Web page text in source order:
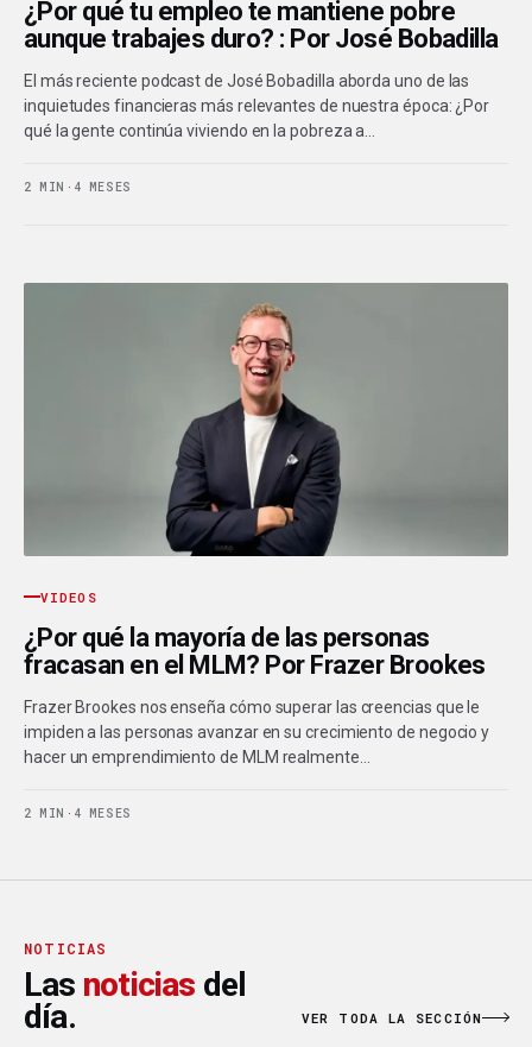
¿Por qué tu empleo te mantiene pobre
aunque trabajes duro? : Por José Bobadilla
El más reciente podcast de José Bobadilla aborda uno de las
inquietudes financieras más relevantes de nuestra época: ¿Por
qué la gente continúa viviendo en la pobreza a…
2 MIN · 4 MESES
VIDEOS
¿Por qué la mayoría de las personas
fracasan en el MLM? Por Frazer Brookes
Frazer Brookes nos enseña cómo superar las creencias que le
impiden a las personas avanzar en su crecimiento de negocio y
hacer un emprendimiento de MLM realmente…
2 MIN · 4 MESES
NOTICIAS
Las noticias del
día.
VER TODA LA SECCIÓN